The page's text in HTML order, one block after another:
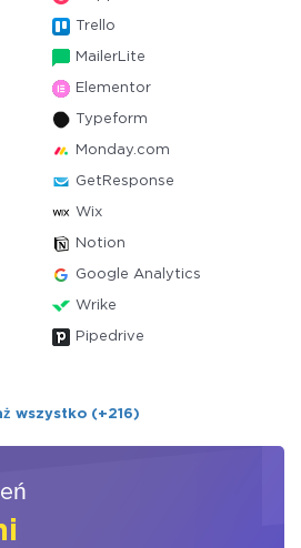
Trello
MailerLite
Elementor
Typeform
Monday.com
GetResponse
Wix
Notion
Google Analytics
Wrike
Pipedrive
wszystko (+216)